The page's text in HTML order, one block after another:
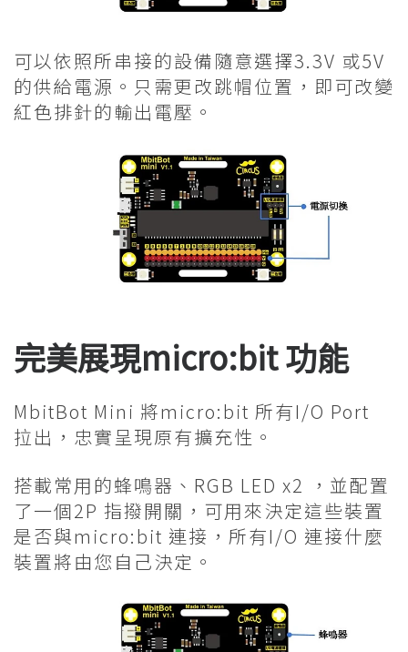
可以依照所串接的設備隨意選擇3.3V 或5V
的供給電源。只需更改跳帽位置，即可改變
紅色排針的輸出電壓。
完美展現micro:bit 功能
MbitBot Mini 將micro:bit 所有I/O Port
拉出，忠實呈現原有擴充性。
搭載常用的蜂鳴器、RGB LED x2 ，並配置
了一個2P 指撥開關，可用來決定這些裝置
是否與micro:bit 連接，所有I/O 連接什麼
裝置將由您自己決定。